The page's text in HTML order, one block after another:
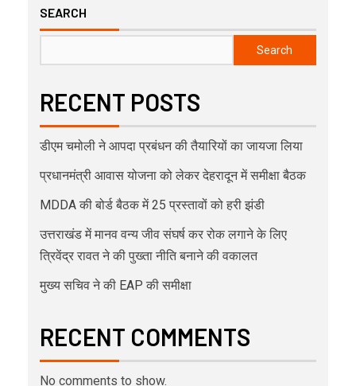
SEARCH
Search
RECENT POSTS
डीएम चमोली ने आपदा प्रबंधन की तैयारियों का जायजा लिया
प्रधानमंत्री आवास योजना को लेकर देहरादून में समीक्षा बैठक
MDDA की बोर्ड बैठक में 25 प्रस्तावों को हरी झंडी
उत्तराखंड में मानव वन्य जीव संघर्ष कर रोक लगाने के लिए
त्रिवेंद्र रावत ने की पुख्ता नीति बनाने की वकालत
मुख्य सचिव ने की EAP की समीक्षा
RECENT COMMENTS
No comments to show.